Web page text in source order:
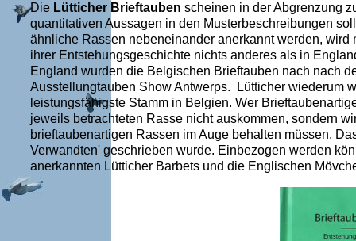
Die Lütticher Brieftauben scheinen in der Abgrenzung
quantitativen Aussagen in den Musterbeschreibungen
ähnliche Rassen nebeneinander anerkannt werden,
ihrer Entstehungsgeschichte nichts anderes als in
England wurden die Belgischen Brieftauben nach nach
Ausstellungtauben Show Antwerps. Lütticher wiederum
leistungsfähigste Stamm in Belgien. Wer
jeweils betrachteten Rasse nicht auskommen, sondern
brieftaubenartigen Rassen im Auge behalten müssen.
Verwandten' geschrieben wurde. Einbezogen werden
anerkannten Lütticher Barbets und die Englischen